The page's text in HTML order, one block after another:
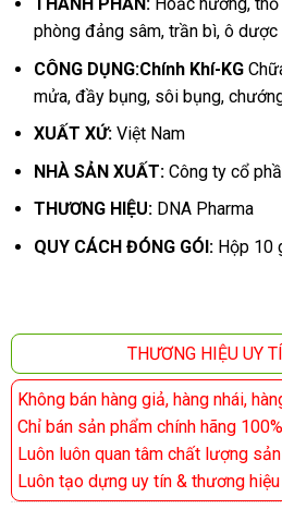
phòng đảng sâm, trần bì, ô dược
CÔNG DỤNG:Chính Khí-KG
mửa, đầy bụng, sôi bụng,
XUẤT XỨ:Việt Nam
NHÀ SẢN XUẤT: Công ty cổ
THƯƠNG HIỆU:DNA Pharma
QUY CÁCH ĐÓNG GÓI:Hộp 10
THƯƠNG HIỆU UY
Không bán hàng giả, hàng nhái,
Chỉ bán sản phẩm chính hãng 100%
Luôn luôn quan tâm chất lượng
Luôn tạo dựng uy tín & thương hiệu